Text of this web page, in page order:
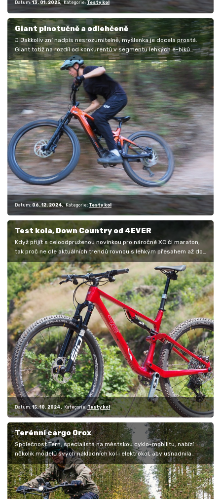
Datum: 13. 01. 2025 Kategorie: Testy kol
Giant plnotučně a odlehčeně
J Jakkoliv zní nadpis nesrozumitelně, myšlenka je docela prostá.
Giant totiž na rozdíl od konkurentů v segmentu lehkých e-biků
nevsadil na…
Datum: 06. 12. 2024 Kategorie: Testy kol
Test kola, Down Country od 4EVER
Když přijít s celoodpruženou novinkou pro náročné XC či maraton,
tak proč ne dle aktuálních trendů rovnou s lehkým přesahem až do
kategorie…
Datum: 15. 10. 2024 Kategorie: Testy kol
Terénní cargo Orox
Společnost Tern, specialista na městskou cyklo-mobilitu, nabízí
několik modelů svých nákladních kol i elektrokol, aby usnadnila
všem…